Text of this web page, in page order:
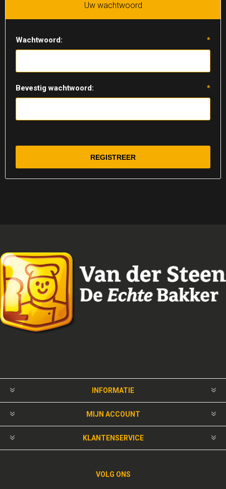
Uw wachtwoord
Wachtwoord: *
Bevestig wachtwoord: *
INFORMATIE
MIJN ACCOUNT
KLANTENSERVICE
VOLG ONS